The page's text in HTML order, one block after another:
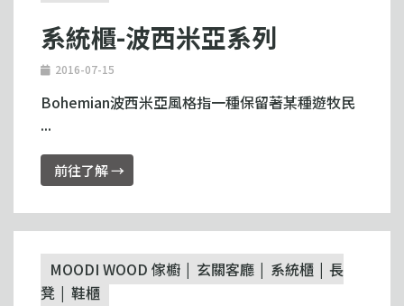
系統櫃-波西米亞系列
2016-07-15
Bohemian波西米亞風格指一種保留著某種遊牧民
...
前往了解 →
MOODI WOOD 傢櫥 玄關客廳 系統櫃
長
凳
鞋櫃